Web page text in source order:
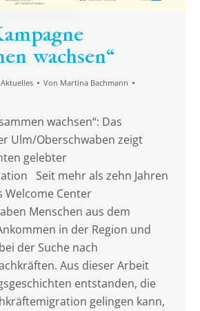
wachsen“
Aktuelles Von Martina Bachmann
wachsen“: Das
Ulm/Oberschwaben zeigt
gelebter
Seit mehr als zehn Jahren
Center
Menschen aus dem
in der Region und
der Suche nach
Aus dieser Arbeit
entstanden, die
gelingen kann,